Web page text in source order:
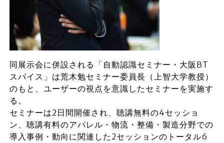
同展示会に併設される「自動認識セミナー・大阪BT
スパイス」は荒木勉セミナー委員長（上智大学教授）
のもと、ユーザーの視点を意識したセミナーを実施す
る。
セミナーは2日間開催され、聴講無料の4セッショ
ン、聴講有料のアパレル・物流・整備・製造分野での
導入事例・動向に関連した2セッションのトータル6